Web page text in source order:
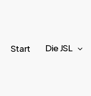
Start Die JSL